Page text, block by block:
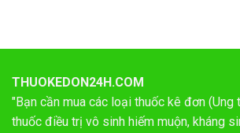
THUOKEDON24H.COM
"Bạn cần mua các loại thuốc kê đơn (Ung
thuốc điều trị vô sinh hiếm muộn, kháng